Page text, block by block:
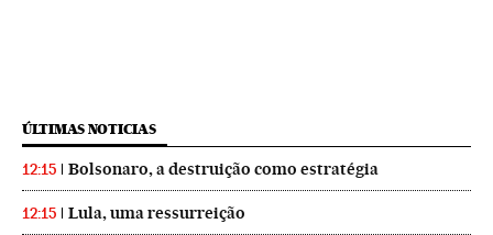
ÚLTIMAS NOTICIAS
12:15 Bolsonaro, a destruição como estratégia
12:15 Lula, uma ressurreição